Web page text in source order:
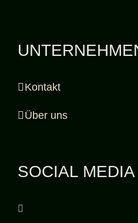
Kontakt
Über uns
SOCIAL MEDIA